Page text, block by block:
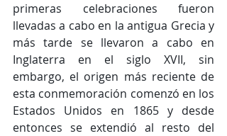
primeras celebraciones fueron
llevadas a cabo en la antigua Grecia y
más tarde se llevaron a cabo en
Inglaterra en el siglo XVII, sin
embargo, el origen más reciente de
esta conmemoración comenzó en los
Estados Unidos en 1865 y desde
entonces se extendió al resto del